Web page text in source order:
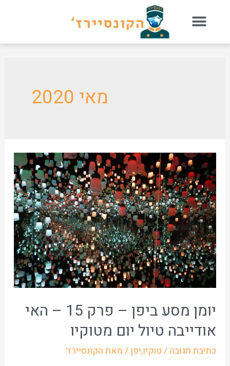
מאי 2020
יומן מסע ביפן – פרק 15 – האי
אודייבה טיול יום מטוקיו
כתיבת תגובה / טוקיו,יפן/ מאת הקונסיירז'